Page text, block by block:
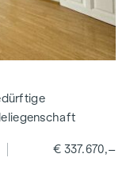
€ 337.670,–